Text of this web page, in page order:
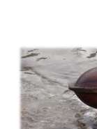
¿verdad? Mi
quieres echar
milla extra. Si
hace, vas a ser